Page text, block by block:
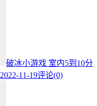
破冰小游戏 室内5到10分
2022-11-19评论(0)